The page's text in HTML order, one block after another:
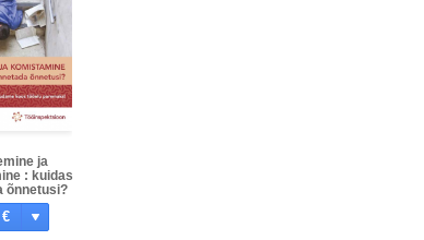
ja
: kuidas
õnnetusi?